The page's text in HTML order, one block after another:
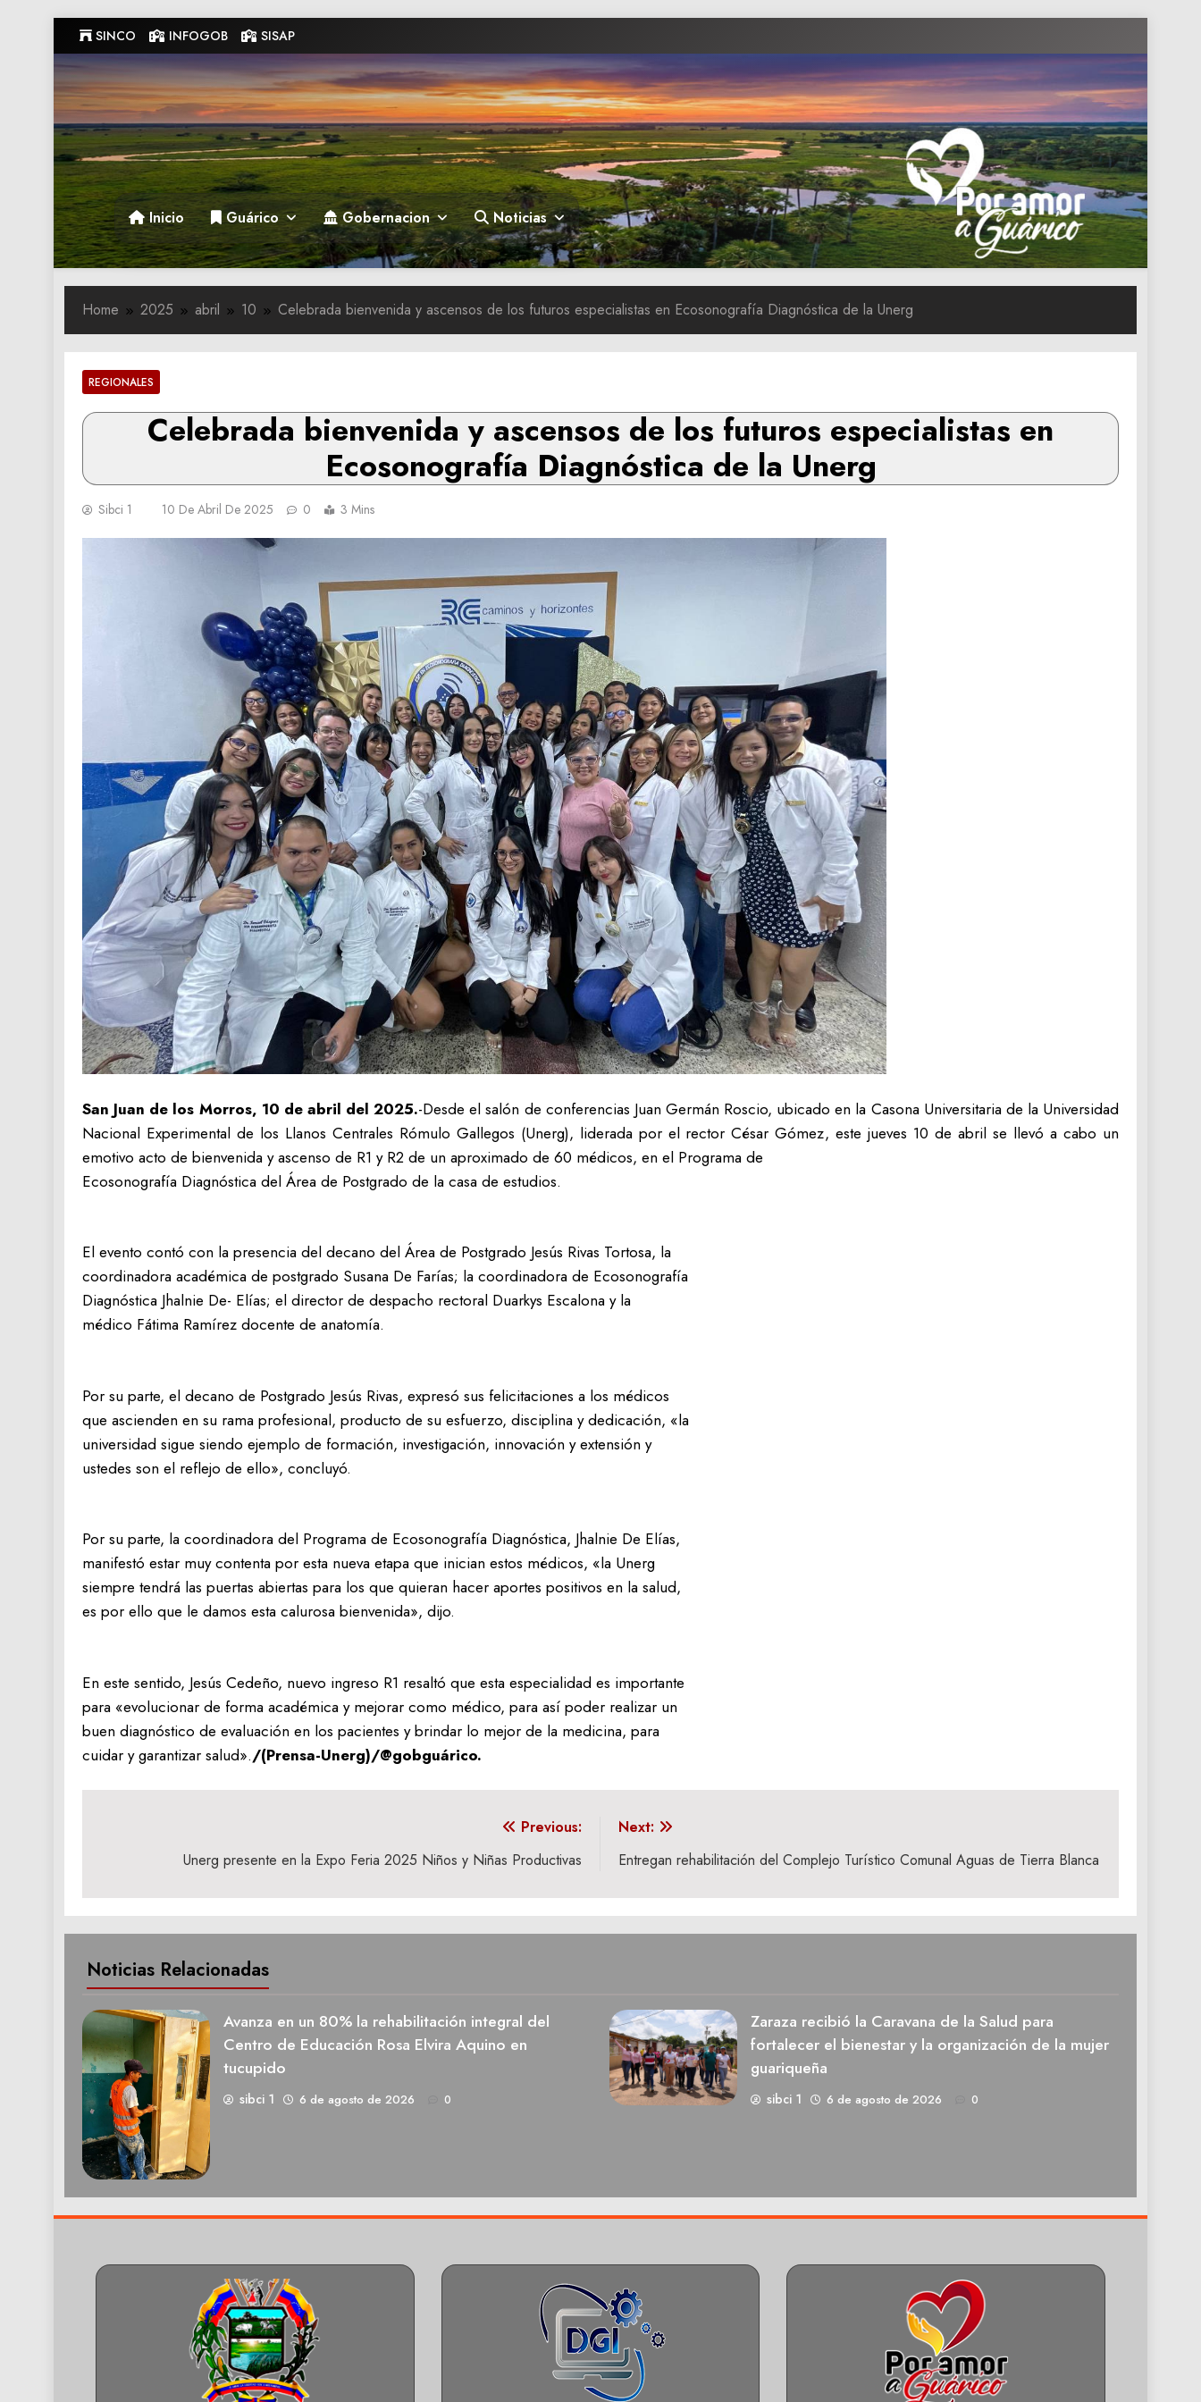
to
content
SINCO INFOGOB SISAP
Gobernacion de Guarico
Gobernacion de Guarico
Inicio Guárico Gobernacion Noticias
Home 2025 abril 10 Celebrada bienvenida y ascensos de los futuros especialistas en Ecosonografía Diagnóstica de la Unerg
REGIONALES
Celebrada bienvenida y ascensos de los futuros especialistas en
Ecosonografía Diagnóstica de la Unerg
Sibci 1 10 De Abril De 2025 0 3 Mins
San Juan de los Morros, 10 de abril del 2025.-Desde el salón de conferencias Juan Germán Roscio, ubicado en la Casona Universitaria de la Universidad
Nacional Experimental de los Llanos Centrales Rómulo Gallegos (Unerg), liderada por el rector César Gómez, este jueves 10 de abril se llevó a cabo un
emotivo acto de bienvenida y ascenso de R1 y R2 de un aproximado de 60 médicos, en el Programa de
Ecosonografía Diagnóstica del Área de Postgrado de la casa de estudios.
El evento contó con la presencia del decano del Área de Postgrado Jesús Rivas Tortosa, la
coordinadora académica de postgrado Susana De Farías; la coordinadora de Ecosonografía
Diagnóstica Jhalnie De- Elías; el director de despacho rectoral Duarkys Escalona y la
médico Fátima Ramírez docente de anatomía.
Por su parte, el decano de Postgrado Jesús Rivas, expresó sus felicitaciones a los médicos
que ascienden en su rama profesional, producto de su esfuerzo, disciplina y dedicación, «la
universidad sigue siendo ejemplo de formación, investigación, innovación y extensión y
ustedes son el reflejo de ello», concluyó.
Por su parte, la coordinadora del Programa de Ecosonografía Diagnóstica, Jhalnie De Elías,
manifestó estar muy contenta por esta nueva etapa que inician estos médicos, «la Unerg
siempre tendrá las puertas abiertas para los que quieran hacer aportes positivos en la salud,
es por ello que le damos esta calurosa bienvenida», dijo.
En este sentido, Jesús Cedeño, nuevo ingreso R1 resaltó que esta especialidad es importante
para «evolucionar de forma académica y mejorar como médico, para así poder realizar un
buen diagnóstico de evaluación en los pacientes y brindar lo mejor de la medicina, para
cuidar y garantizar salud»./(Prensa-Unerg)/@gobguárico.
entradas
Previous:
Unerg presente en la Expo Feria 2025 Niños y Niñas Productivas
Next:
Entregan rehabilitación del Complejo Turístico Comunal Aguas de Tierra Blanca
Noticias Relacionadas
Avanza en un 80% la rehabilitación integral del
Centro de Educación Rosa Elvira Aquino en
tucupido
sibci 1 6 de agosto de 2026 0
Zaraza recibió la Caravana de la Salud para
fortalecer el bienestar y la organización de la mujer
guariqueña
sibci 1 6 de agosto de 2026 0